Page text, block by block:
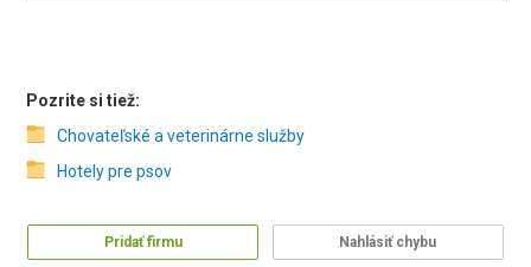
Pozrite si tiež:
Chovateľské a veterinárne služby
Hotely pre psov
Pridať firmu Nahlásiť chybu